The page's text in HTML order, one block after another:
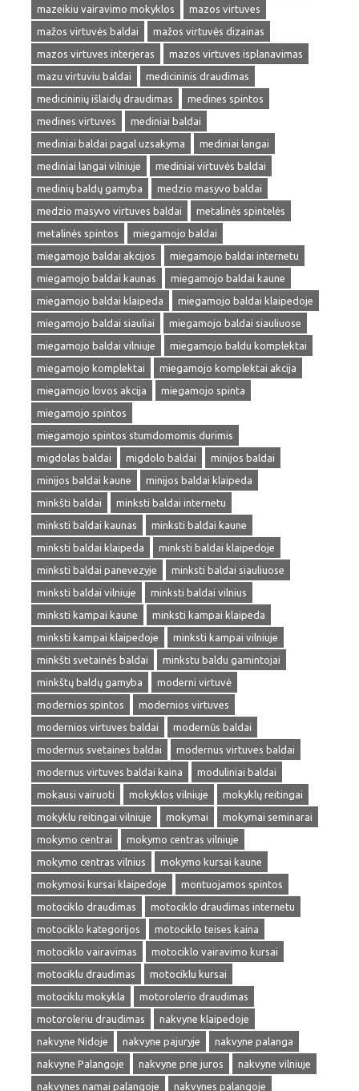
mazeikiu vairavimo mokyklos
mazos virtuves
mažos virtuvės baldai
mažos virtuvės dizainas
mazos virtuves interjeras
mazos virtuves isplanavimas
mazu virtuviu baldai
medicininis draudimas
medicininių išlaidų draudimas
medines spintos
medines virtuves
mediniai baldai
mediniai baldai pagal uzsakyma
mediniai langai
mediniai langai vilniuje
mediniai virtuvės baldai
medinių baldų gamyba
medzio masyvo baldai
medzio masyvo virtuves baldai
metalinės spintelės
metalinės spintos
miegamojo baldai
miegamojo baldai akcijos
miegamojo baldai internetu
miegamojo baldai kaunas
miegamojo baldai kaune
miegamojo baldai klaipeda
miegamojo baldai klaipedoje
miegamojo baldai siauliai
miegamojo baldai siauliuose
miegamojo baldai vilniuje
miegamojo baldu komplektai
miegamojo komplektai
miegamojo komplektai akcija
miegamojo lovos akcija
miegamojo spinta
miegamojo spintos
miegamojo spintos stumdomomis durimis
migdolas baldai
migdolo baldai
minijos baldai
minijos baldai kaune
minijos baldai klaipeda
minkšti baldai
minksti baldai internetu
minksti baldai kaunas
minksti baldai kaune
minksti baldai klaipeda
minksti baldai klaipedoje
minksti baldai panevezyje
minksti baldai siauliuose
minksti baldai vilniuje
minksti baldai vilnius
minksti kampai kaune
minksti kampai klaipeda
minksti kampai klaipedoje
minksti kampai vilniuje
minkšti svetainės baldai
minkstu baldu gamintojai
minkštų baldų gamyba
moderni virtuvė
modernios spintos
modernios virtuves
modernios virtuves baldai
modernūs baldai
modernus svetaines baldai
modernus virtuves baldai
modernus virtuves baldai kaina
moduliniai baldai
mokausi vairuoti
mokyklos vilniuje
mokyklų reitingai
mokyklu reitingai vilniuje
mokymai
mokymai seminarai
mokymo centrai
mokymo centras vilniuje
mokymo centras vilnius
mokymo kursai kaune
mokymosi kursai klaipedoje
montuojamos spintos
motociklo draudimas
motociklo draudimas internetu
motociklo kategorijos
motociklo teises kaina
motociklo vairavimas
motociklo vairavimo kursai
motociklu draudimas
motociklu kursai
motociklu mokykla
motorolerio draudimas
motoroleriu draudimas
nakvyne klaipedoje
nakvyne Nidoje
nakvyne pajuryje
nakvyne palanga
nakvyne Palangoje
nakvyne prie juros
nakvyne vilniuje
nakvynes namai palangoje
nakvynes palangoje